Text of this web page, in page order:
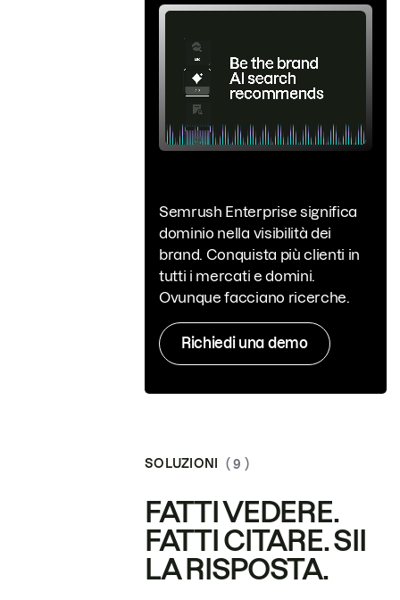
Semrush Enterprise significa
dominio nella visibilità dei
brand. Conquista più clienti in
tutti i mercati e domini.
Ovunque facciano ricerche.
Richiedi una demo
SOLUZIONI ( 9 )
FATTI VEDERE.
FATTI CITARE. SII
LA RISPOSTA.